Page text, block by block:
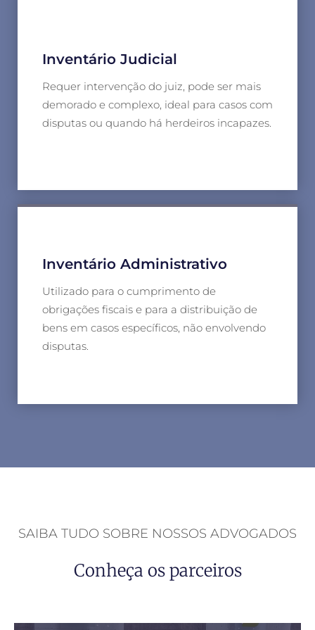
Inventário Judicial
Requer intervenção do juiz, pode ser mais
demorado e complexo, ideal para casos com
disputas ou quando há herdeiros incapazes.
Inventário Administrativo
Utilizado para o cumprimento de
obrigações fiscais e para a distribuição de
bens em casos específicos, não envolvendo
disputas.
SAIBA TUDO SOBRE NOSSOS ADVOGADOS
Conheça os parceiros